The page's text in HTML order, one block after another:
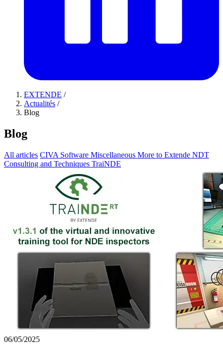
EXTENDE /
Actualités /
Blog
Blog
All articles CIVA Software Miscellaneous More to Extende NDT
Consulting and Techniques TraiNDE
06/05/2025